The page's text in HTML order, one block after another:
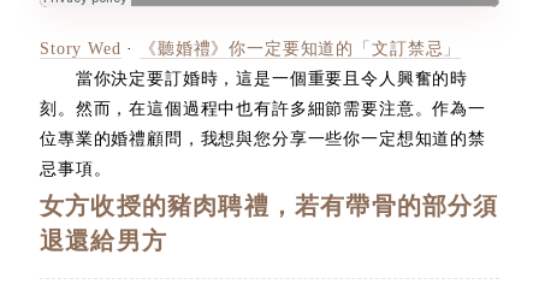
Story Wed ·
《聽婚禮》你一定要知道的「文訂禁忌」
當你決定要訂婚時，這是一個重要且令人興奮的時
刻。然而，在這個過程中也有許多細節需要注意。作為一
位專業的婚禮顧問，我想與您分享一些你一定想知道的禁
忌事項。
女方收授的豬肉聘禮，若有帶骨的部分須
退還給男方